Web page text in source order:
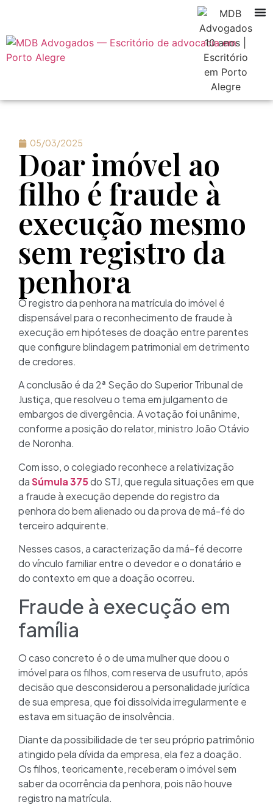
05/03/2025
Doar imóvel ao
filho é fraude à
execução mesmo
sem registro da
penhora
O registro da penhora na matrícula do imóvel é
dispensável para o reconhecimento de fraude à
execução em hipóteses de doação entre parentes
que configure blindagem patrimonial em detrimento
de credores.
A conclusão é da 2ª Seção do Superior Tribunal de
Justiça, que resolveu o tema em julgamento de
embargos de divergência. A votação foi unânime,
conforme a posição do relator, ministro João Otávio
de Noronha.
Com isso, o colegiado reconhece a relativização
daSúmula 375do STJ, que regula situações em que
a fraude à execução depende do registro da
penhora do bem alienado ou da prova de má-fé do
terceiro adquirente.
Nesses casos, a caracterização da má-fé decorre
do vínculo familiar entre o devedor e o donatário e
do contexto em que a doação ocorreu.
Fraude à execução em
família
O caso concreto é o de uma mulher que doou o
imóvel para os filhos, com reserva de usufruto, após
decisão que desconsiderou a personalidade jurídica
de sua empresa, que foi dissolvida irregularmente e
estava em situação de insolvência.
Diante da possibilidade de ter seu próprio patrimônio
atingido pela dívida da empresa, ela fez a doação.
Os filhos, teoricamente, receberam o imóvel sem
saber da ocorrência da penhora, pois não houve
registro na matrícula.